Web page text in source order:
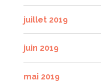
juillet 2019
juin 2019
mai 2019